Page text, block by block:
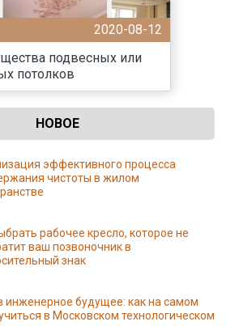
2020-08-12
подвесных или
потолков
НОВОЕ
эффективного процесса
чистоты в жилом
рабочее кресло, которое не
ваш позвоночник в
знак
инженерное будущее: как на самом
в Московском технологическом